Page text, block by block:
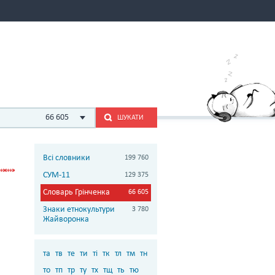
66 605 ШУКАТИ
Всі словники 199 760
СУМ-11 129 375
Словарь Грінченка 66 605
Знаки етнокультури
Жайворонка
3 780
та тв те ти ті тк тл тм тн
то тп тр ту тх тщ ть тю